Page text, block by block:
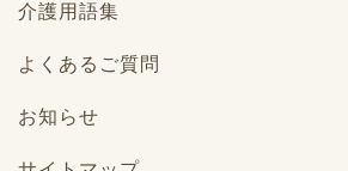
介護用語集
よくあるご質問
お知らせ